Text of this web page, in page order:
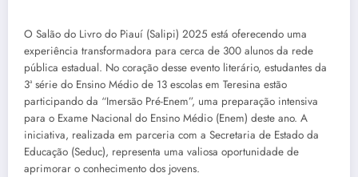
O Salão do Livro do Piauí (Salipi) 2025 está oferecendo uma
experiência transformadora para cerca de 300 alunos da rede
pública estadual. No coração desse evento literário, estudantes da
3ª série do Ensino Médio de 13 escolas em Teresina estão
participando da “Imersão Pré-Enem”, uma preparação intensiva
para o Exame Nacional do Ensino Médio (Enem) deste ano. A
iniciativa, realizada em parceria com a Secretaria de Estado da
Educação (Seduc), representa uma valiosa oportunidade de
aprimorar o conhecimento dos jovens.